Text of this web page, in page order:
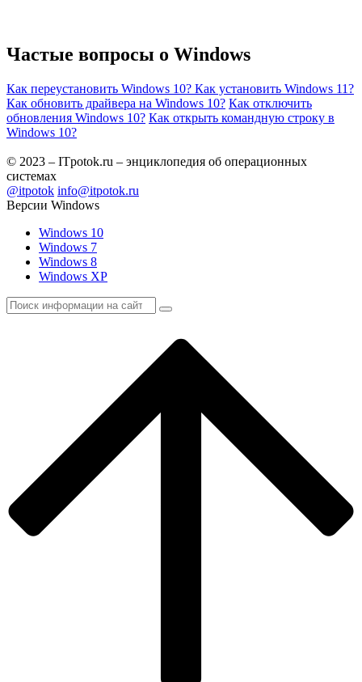
Частые вопросы о Windows
Как переустановить Windows 10? Как установить Windows 11?
Как обновить драйвера на Windows 10? Как отключить
обновления Windows 10? Как открыть командную строку в
Windows 10?
© 2023 – ITpotok.ru – энциклопедия об операционных
системах
@itpotok info@itpotok.ru
Версии Windows
Windows 10
Windows 7
Windows 8
Windows XP